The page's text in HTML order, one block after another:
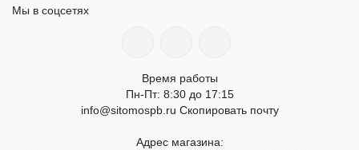
Мы в соцсетях
Время работы
Пн-Пт: 8:30 до 17:15
info@sitomospb.ru Скопировать почту
Адрес магазина: